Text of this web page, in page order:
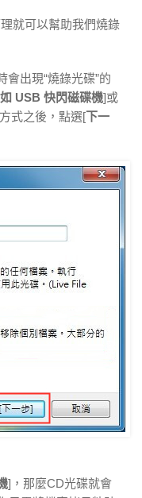
就可以幫助我們燒錄
出現“燒錄光碟”的
如 USB 快閃磁碟機]或
式之後，點選[下一
]，那麼CD光碟就會